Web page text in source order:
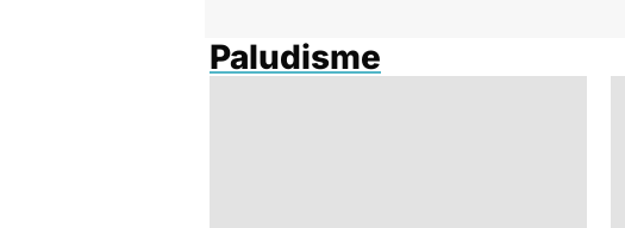
Paludisme